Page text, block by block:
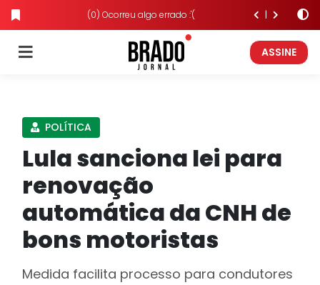
(0) Ocorreu algo errado :'(
ASSINE
POLÍTICA
Lula sanciona lei para
renovação
automática da CNH de
bons motoristas
Medida facilita processo para condutores